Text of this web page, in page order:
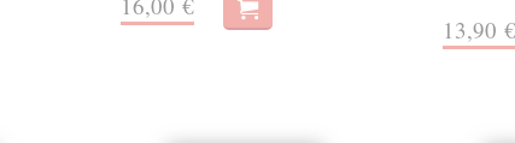
13,90 €